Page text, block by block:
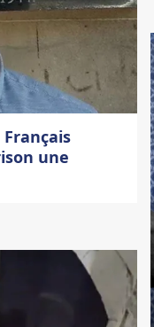
Français
une